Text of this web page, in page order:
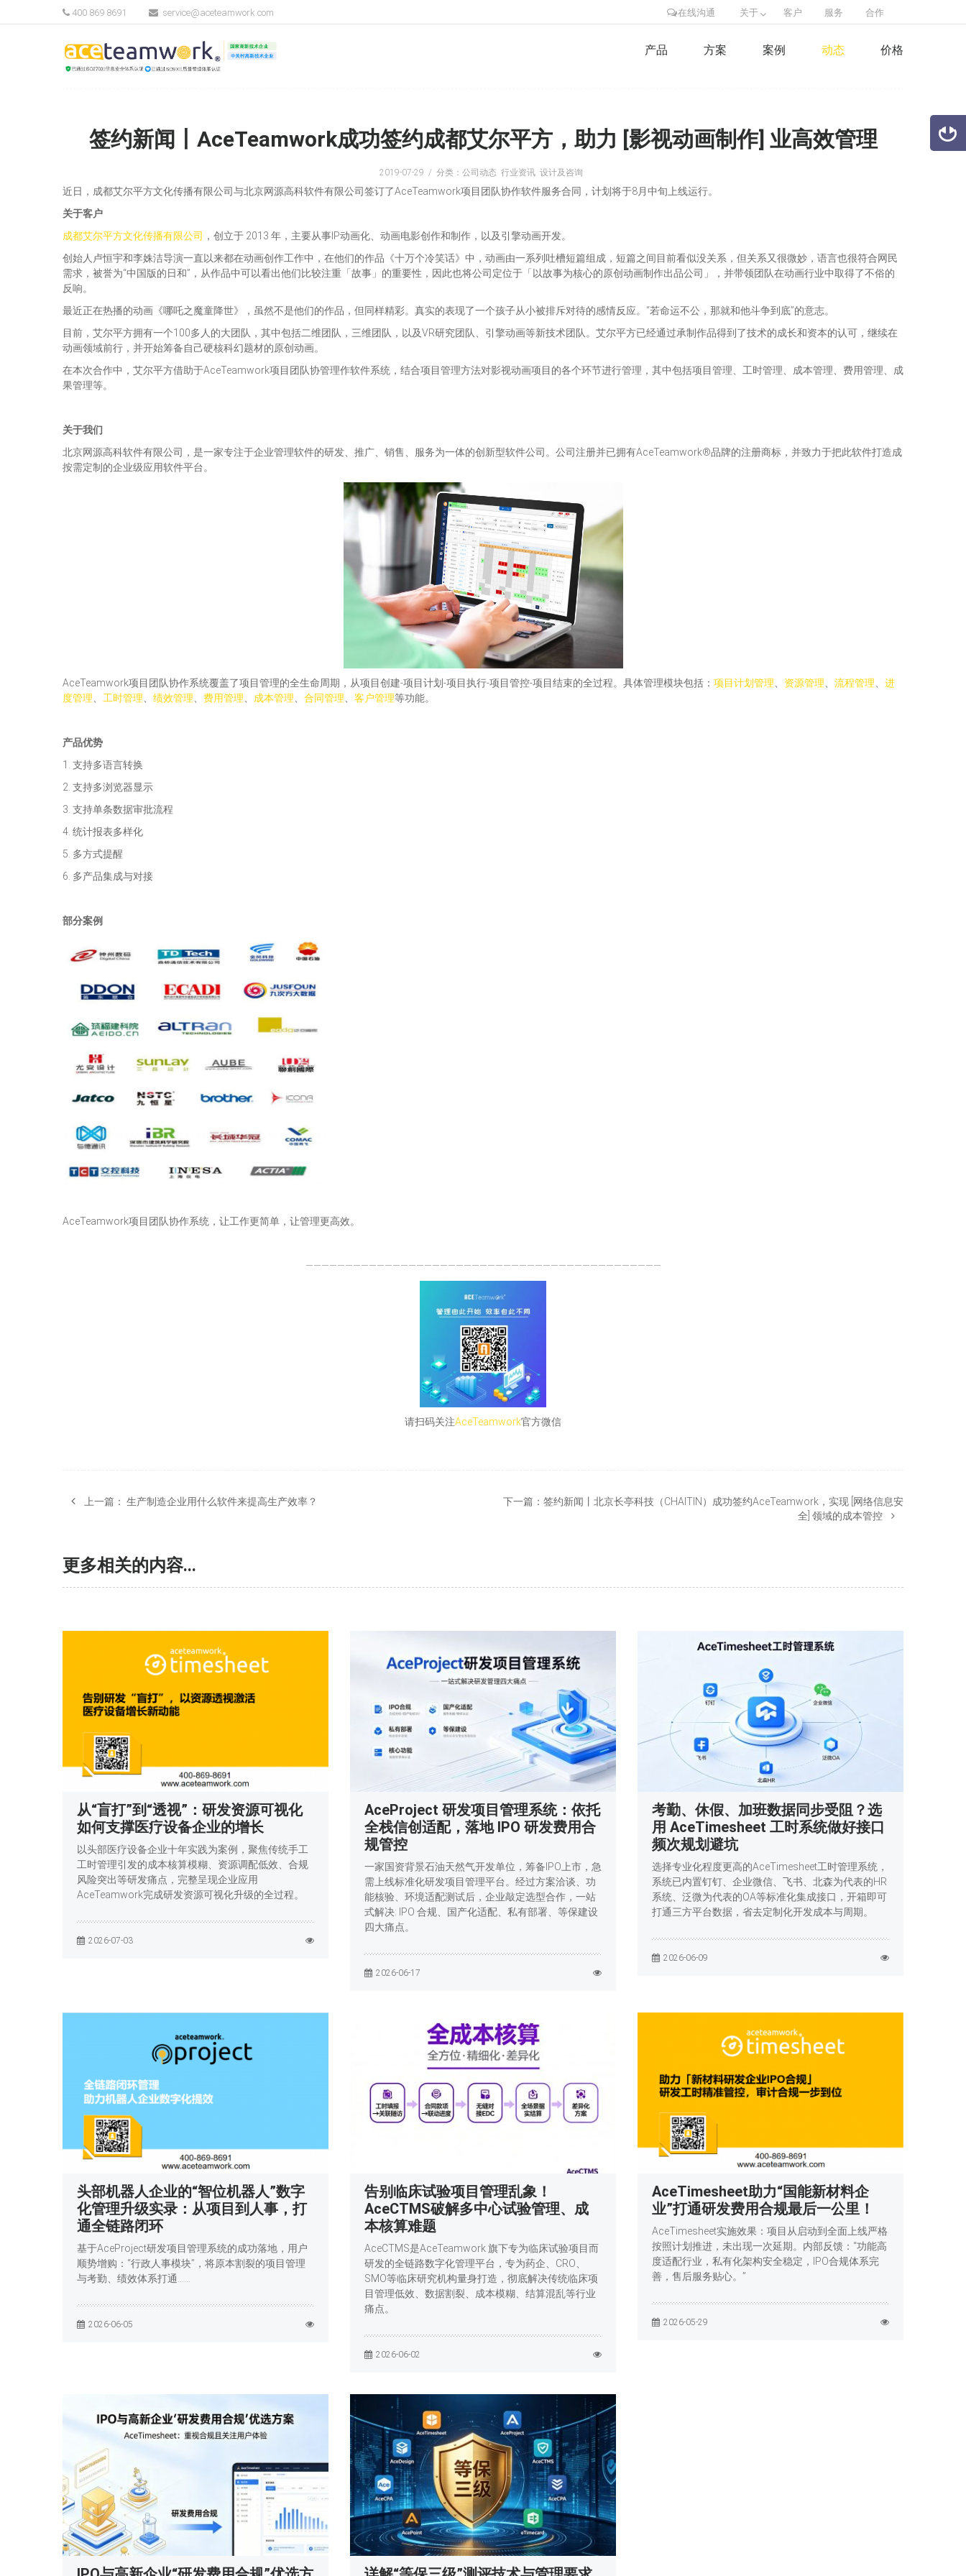
在线沟通 关于 客户 服务 合作
400 869 8691 service@aceteamwork.com
产品 方案 案例 动态 价格
签约新闻丨AceTeamwork成功签约成都艾尔平方，助力 [影视动画制作] 业高效管理
2019-07-29 分类：公司动态 行业资讯 设计及咨询
近日，成都艾尔平方文化传播有限公司与北京网源高科软件有限公司签订了AceTeamwork项目团队协作软件服务合同，计划将于8月中旬上线运行。
关于客户
成都艾尔平方文化传播有限公司 ，创立于 2013 年，主要从事IP动画化、动画电影创作和制作，以及引擎动画开发。
创始人卢恒宇和李姝洁导演一直以来都在动画创作工作中，在他们的作品《十万个冷笑话》中，动画由一系列吐槽短篇组成，短篇之间目前看似没关系，但关系又很微妙，语言也很符合网民
需求，被誉为“中国版的日和”，从作品中可以看出他们比较注重「故事」的重要性，因此也将公司定位于「以故事为核心的原创动画制作出品公司」，并带领团队在动画行业中取得了不俗的
反响。
最近正在热播的动画《哪吒之魔童降世》，虽然不是他们的作品，但同样精彩。真实的表现了一个孩子从小被排斥对待的感情反应。“若命运不公，那就和他斗争到底”的意志。
目前，艾尔平方拥有一个100多人的大团队，其中包括二维团队，三维团队，以及VR研究团队、引擎动画等新技术团队。艾尔平方已经通过承制作品得到了技术的成长和资本的认可，继续在
动画领域前行，并开始筹备自己硬核科幻题材的原创动画。
在本次合作中，艾尔平方借助于AceTeamwork项目团队协管理作软件系统，结合项目管理方法对影视动画项目的各个环节进行管理，其中包括项目管理、工时管理、成本管理、费用管理、成
果管理等。
关于我们
北京网源高科软件有限公司，是一家专注于企业管理软件的研发、推广、销售、服务为一体的创新型软件公司。公司注册并已拥有AceTeamwork®品牌的注册商标，并致力于把此软件打造成
按需定制的企业级应用软件平台。
AceTeamwork项目团队协作系统覆盖了项目管理的全生命周期，从项目创建-项目计划-项目执行-项目管控-项目结束的全过程。具体管理模块包括： 项目计划管理、 资源管理、 流程管理、 进
度管理、 工时管理、 绩效管理、 费用管理、 成本管理、 合同管理、 客户管理等功能。
产品优势
1. 支持多语言转换
2. 支持多浏览器显示
3. 支持单条数据审批流程
4. 统计报表多样化
5. 多方式提醒
6. 多产品集成与对接
部分案例
AceTeamwork项目团队协作系统，让工作更简单，让管理更高效。
—————————————————————————————————————————————
请扫码关注AceTeamwork官方微信
上一篇： 生产制造企业用什么软件来提高生产效率？ 下一篇： 签约新闻丨北京长亭科技（CHAITIN）成功签约AceTeamwork，实现 [网络信息安
全] 领域的成本管控
更多相关的内容...
从“盲打”到“透视”：研发资源可视化
如何支撑医疗设备企业的增长
以头部医疗设备企业十年实践为案例，聚焦传统手工
工时管理引发的成本核算模糊、资源调配低效、合规
风险突出等研发痛点，完整呈现企业应用
AceTeamwork完成研发资源可视化升级的全过程。
2026-07-03
AceProject 研发项目管理系统：依托
全栈信创适配，落地 IPO 研发费用合
规管控
一家国资背景石油天然气开发单位，筹备IPO上市，急
需上线标准化研发项目管理平台。经过方案洽谈、功
能核验、环境适配测试后，企业敲定选型合作，一站
式解决: IPO 合规、国产化适配、私有部署、等保建设
四大痛点。
2026-06-17
考勤、休假、加班数据同步受阻？选
用 AceTimesheet 工时系统做好接口
频次规划避坑
选择专业化程度更高的AceTimesheet工时管理系统，
系统已内置钉钉、企业微信、飞书、北森为代表的HR
系统、泛微为代表的OA等标准化集成接口，开箱即可
打通三方平台数据，省去定制化开发成本与周期。
2026-06-09
头部机器人企业的“智位机器人”数字
化管理升级实录：从项目到人事，打
通全链路闭环
基于AceProject研发项目管理系统的成功落地，用户
顺势增购：“行政人事模块”，将原本割裂的项目管理
与考勤、绩效体系打通……
2026-06-05
告别临床试验项目管理乱象！
AceCTMS破解多中心试验管理、成
本核算难题
AceCTMS是AceTeamwork 旗下专为临床试验项目而
研发的全链路数字化管理平台，专为药企、CRO、
SMO等临床研究机构量身打造，彻底解决传统临床项
目管理低效、数据割裂、成本模糊、结算混乱等行业
痛点。
2026-06-02
AceTimesheet助力“国能新材料企
业”打通研发费用合规最后一公里！
AceTimesheet实施效果：项目从启动到全面上线严格
按照计划推进，未出现一次延期。内部反馈：“功能高
度适配行业，私有化架构安全稳定，IPO合规体系完
善，售后服务贴心。”
2026-05-29